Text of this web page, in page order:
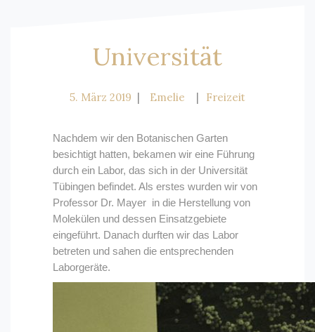
Universität
5. März 2019 Emelie Freizeit
Nachdem wir den Botanischen Garten
besichtigt hatten, bekamen wir eine Führung
durch ein Labor, das sich in der Universität
Tübingen befindet. Als erstes wurden wir von
Professor Dr. Mayer in die Herstellung von
Molekülen und dessen Einsatzgebiete
eingeführt. Danach durften wir das Labor
betreten und sahen die entsprechenden
Laborgeräte.